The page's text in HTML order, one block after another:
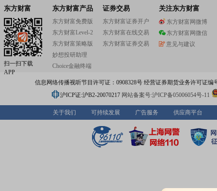
东方财富
扫一扫下载
APP
东方财富产品
东方财富免费版
东方财富Level-2
东方财富策略版
妙想投研助理
Choice金融终端
证券交易
东方财富证券开户
东方财富在线交易
东方财富证券交易
关注东方财富
东方财富网微博
东方财富网微信
意见与建议
信息网络传播视听节目许可证：0908328号 经营证券期货业务许可证编
沪ICP证:沪B2-20070217 网站备案号:沪ICP备05006054号-11
关于我们 可持续发展 广告服务 供应商平台